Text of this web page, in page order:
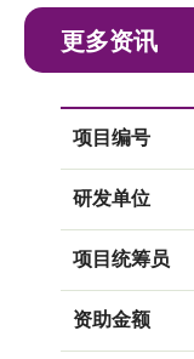
更多资讯
项目编号
研发单位
项目统筹员
资助金额